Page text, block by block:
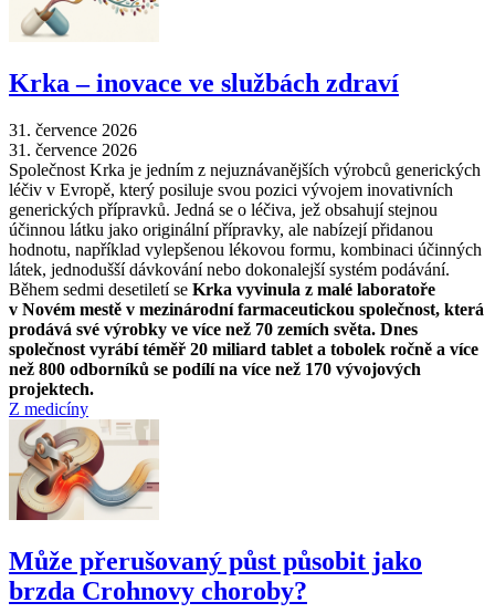
Krka –⁠ inovace ve službách zdraví
31. července 2026
31. července 2026
Společnost Krka je jedním z nejuznávanějších výrobců generických
léčiv v Evropě, který posiluje svou pozici vývojem inovativních
generických přípravků. Jedná se o léčiva, jež obsahují stejnou
účinnou látku jako originální přípravky, ale nabízejí přidanou
hodnotu, například vylepšenou lékovou formu, kombinaci účinných
látek, jednodušší dávkování nebo dokonalejší systém podávání.
Během sedmi desetiletí se Krka vyvinula z malé laboratoře
v Novém mestě v mezinárodní farmaceutickou společnost, která
prodává své výrobky ve více než 70 zemích světa. Dnes
společnost vyrábí téměř 20 miliard tablet a tobolek ročně a více
než 800 odborníků se podílí na více než 170 vývojových
projektech.
Z medicíny
Může přerušovaný půst působit jako
brzda Crohnovy choroby?